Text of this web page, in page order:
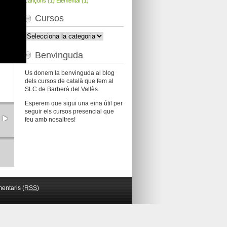
Cursos
Cursos
Benvinguda
Us donem la benvinguda al blog
dels cursos de català que fem al
SLC de Barberà del Vallès.
Esperem que sigui una eina útil per
seguir els cursos presencial que
feu amb nosaltres!
(RSS)